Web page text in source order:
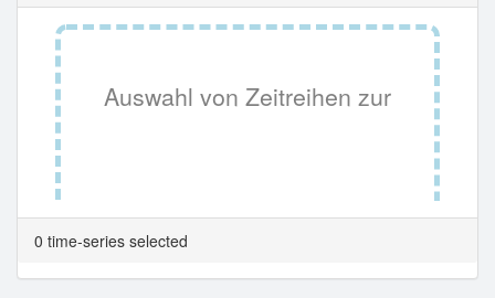
Auswahl von Zeitreihen zur
Tabellenansicht.
0 time-series selected